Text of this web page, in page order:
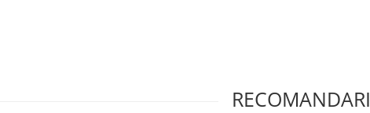
RECOMANDARI